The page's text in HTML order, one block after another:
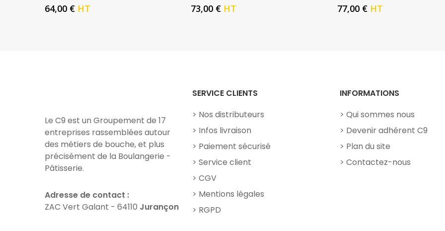
64,00 € HT 73,00 € HT 77,00 € HT
Le C9 est un Groupement de 17
entreprises rassemblées autour
des métiers de bouche, et plus
précisément de la Boulangerie -
Pâtisserie.
Adresse de contact :
ZAC Vert Galant - 64110 Jurançon
SERVICE CLIENTS
Nos distributeurs
Infos livraison
Paiement sécurisé
Service client
CGV
Mentions légales
RGPD
INFORMATIONS
Qui sommes nous
Devenir adhérent C9
Plan du site
Contactez-nous